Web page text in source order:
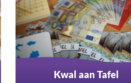
Kwal aan Tafel